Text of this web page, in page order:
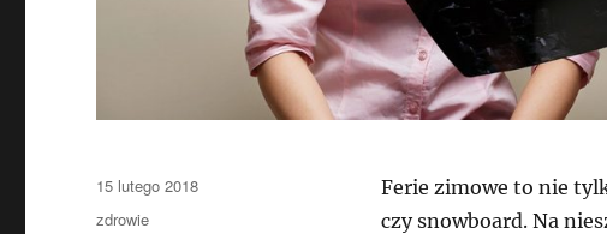
Ferie zimowe to nie
czy snowboard. Na
Data
publikacji
15 lutego 2018
Kategorie
zdrowie